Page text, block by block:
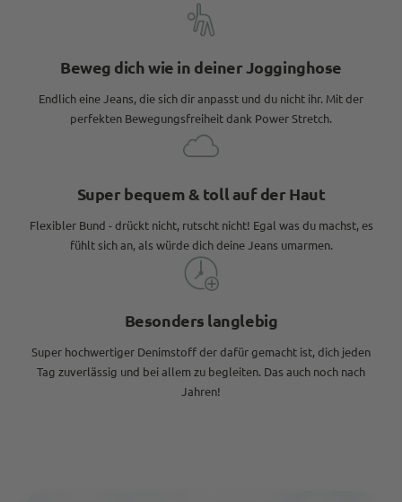
Beweg dich wie in deiner Jogginghose
Endlich eine Jeans, die sich dir anpasst und du nicht ihr. Mit der
perfekten Bewegungsfreiheit dank Power Stretch.
Super bequem & toll auf der Haut
Flexibler Bund - drückt nicht, rutscht nicht! Egal was du machst, es
fühlt sich an, als würde dich deine Jeans umarmen.
Besonders langlebig
Super hochwertiger Denimstoff der dafür gemacht ist, dich jeden
Tag zuverlässig und bei allem zu begleiten. Das auch noch nach
Jahren!